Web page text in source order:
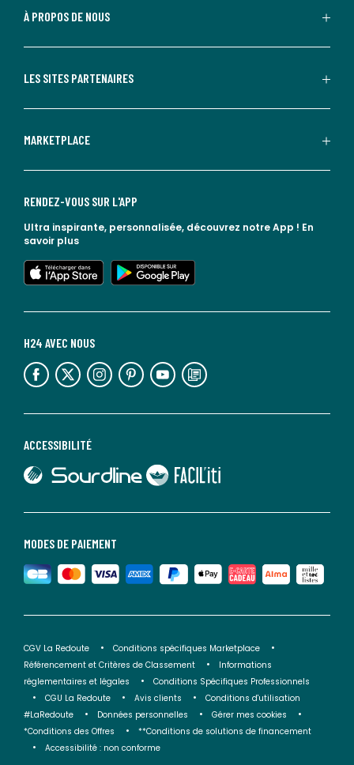
À PROPOS DE NOUS
LES SITES PARTENAIRES
MARKETPLACE
MODES DE PAIEMENT
ACCESSIBILITÉ
lien vers Faciliti
H24 AVEC NOUS
lien vers l'espace réseaux sociaux lien vers l'espace réseaux sociaux lien vers l'espace réseaux sociaux lien vers l'espace réseaux sociaux lien vers l'espace réseaux sociaux lien vers le blog la redoute
RENDEZ-VOUS SUR L'APP
Ultra inspirante, personnalisée, découvrez notre App ! En
savoir plus
lien vers l'app store
lien vers google play
CGV La Redoute
Conditions spécifiques Marketplace
Référencement et Critères de Classement
Informations
réglementaires et légales
Conditions Spécifiques Professionnels
CGU La Redoute
Avis clients
Conditions d'utilisation
#LaRedoute
Données personnelles
Gérer mes cookies
*Conditions des Offres
**Conditions de solutions de financement
Accessibilité : non conforme